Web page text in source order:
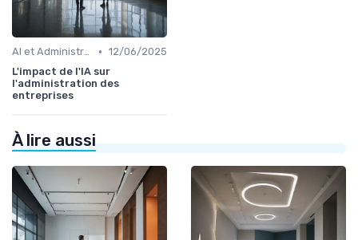
AI et Administration • 12/06/2025
L'impact de l'IA sur
l'administration des
entreprises
À lire aussi